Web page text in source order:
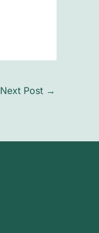
Next Post →